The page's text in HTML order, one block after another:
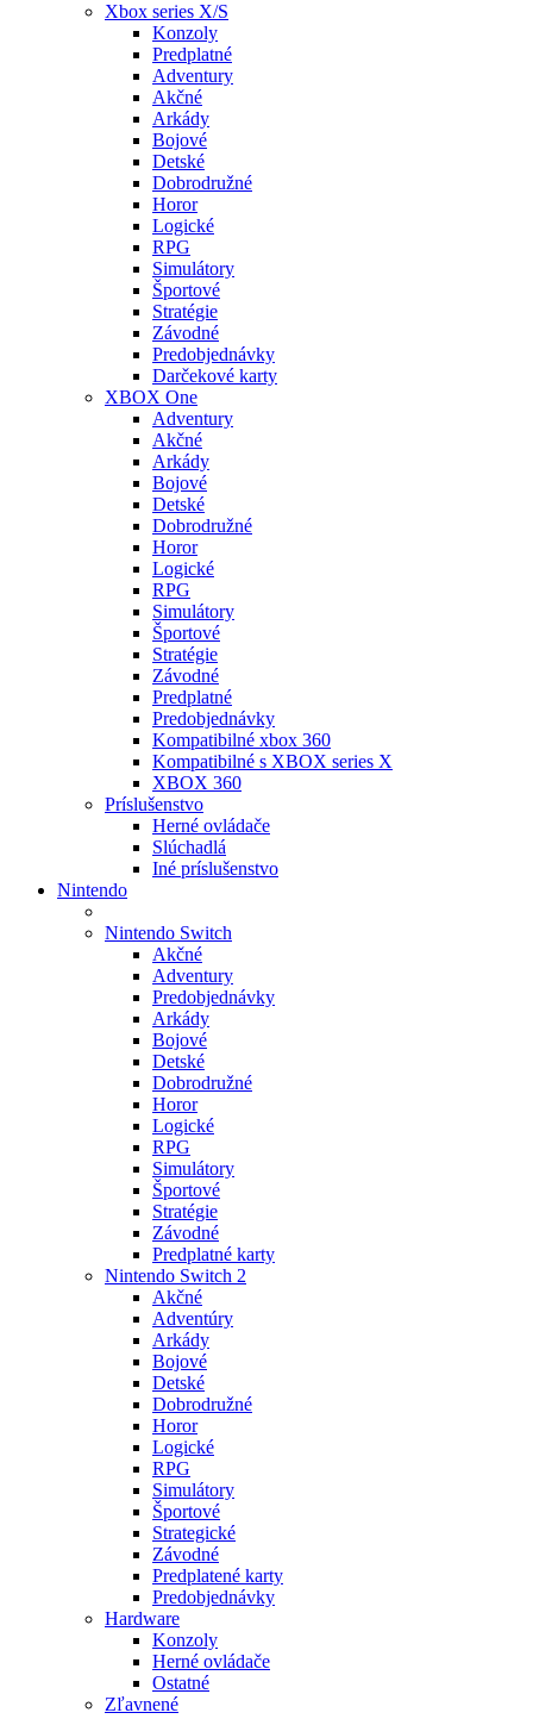
Xbox series X/S
Konzoly
Predplatné
Adventury
Akčné
Arkády
Bojové
Detské
Dobrodružné
Horor
Logické
RPG
Simulátory
Športové
Stratégie
Závodné
Predobjednávky
Darčekové karty
XBOX One
Adventury
Akčné
Arkády
Bojové
Detské
Dobrodružné
Horor
Logické
RPG
Simulátory
Športové
Stratégie
Závodné
Predplatné
Predobjednávky
Kompatibilné xbox 360
Kompatibilné s XBOX series X
XBOX 360
Príslušenstvo
Herné ovládače
Slúchadlá
Iné príslušenstvo
Nintendo
Nintendo Switch
Akčné
Adventury
Predobjednávky
Arkády
Bojové
Detské
Dobrodružné
Horor
Logické
RPG
Simulátory
Športové
Stratégie
Závodné
Predplatné karty
Nintendo Switch 2
Akčné
Adventúry
Arkády
Bojové
Detské
Dobrodružné
Horor
Logické
RPG
Simulátory
Športové
Strategické
Závodné
Predplatené karty
Predobjednávky
Hardware
Konzoly
Herné ovládače
Ostatné
Zľavnené